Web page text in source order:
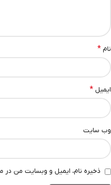
نام *
ایمیل *
وب‌ سایت
ذخیره نام، ایمیل و وبسایت من در